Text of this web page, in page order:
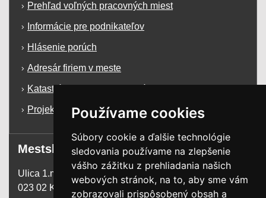
Používame cookies
Súbory cookie a ďalšie technológie
sledovania používame na zlepšenie
vášho zážitku z prehliadania našich
webových stránok, na to, aby sme vám
zobrazovali prispôsobený obsah a
Prehľad voľných pracovných miest
Informácie pre podnikateľov
Hlásenie porúch
Adresár firiem v meste
Katastrálna mapa mesta Krásno n/K
Projekty a dotácie
Mestský úrad
Ulica 1.mája 1255
023 02 Krásno n. Kysucou